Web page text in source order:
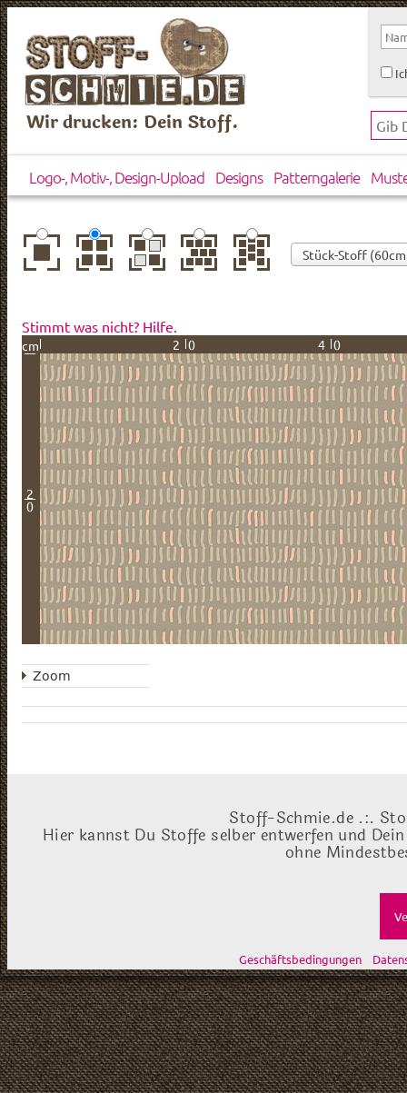
Wir drucken: Dein Stoff.
Logo-, Motiv-, Design-Upload Designs Patterngalerie
zentriert
einfach
wiederholt
gespiegelthorizontal
versetzt
vertikal
versetzt
Stimmt was nicht? Hilfe.
cm 20 40
2
0
Zoom
Stoff-Schmie.de .:.
Hier kannst Du Stoffe selber entwerfen und
ohne
Geschäftsbedingungen